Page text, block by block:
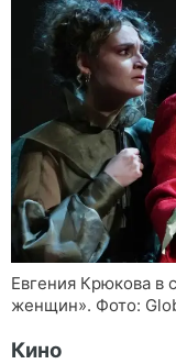
Евгения Крюкова в
женщин». Фото:
Кино